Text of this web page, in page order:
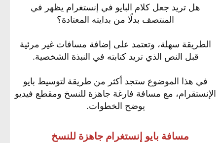
هل تريد جعل كلام البايو في إنستغرام يظهر في
المنتصف بدلًا من بدايته المعتادة؟
الطريقة سهلة، وتعتمد على إضافة مسافات غير مرئية
قبل النص الذي تريد كتابته في النبذة الشخصية.
في هذا الموضوع ستجد أكثر من طريقة لتوسيط بايو
الإنستقرام، مع مسافة فارغة جاهزة للنسخ ومقطع فيديو
يوضح الخطوات.​
مسافة بايو إنستغرام جاهزة للنسخ